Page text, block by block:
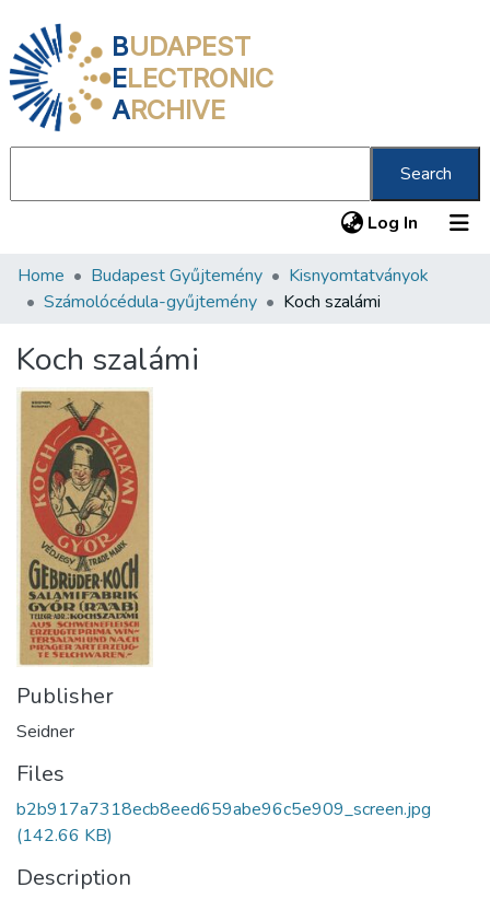
BUDAPEST
ELECTRONIC
ARCHIVE
Search
Log In (current)
Communities & Collections
Statistics
About us
Home Budapest Gyűjtemény
Kisnyomtatványok
Számolócédula-gyűjtemény
Koch szalámi
Koch szalámi
Publisher
Seidner
Files
b2b917a7318ecb8eed659abe96c5e909_screen.jpg
(142.66 KB)
Description